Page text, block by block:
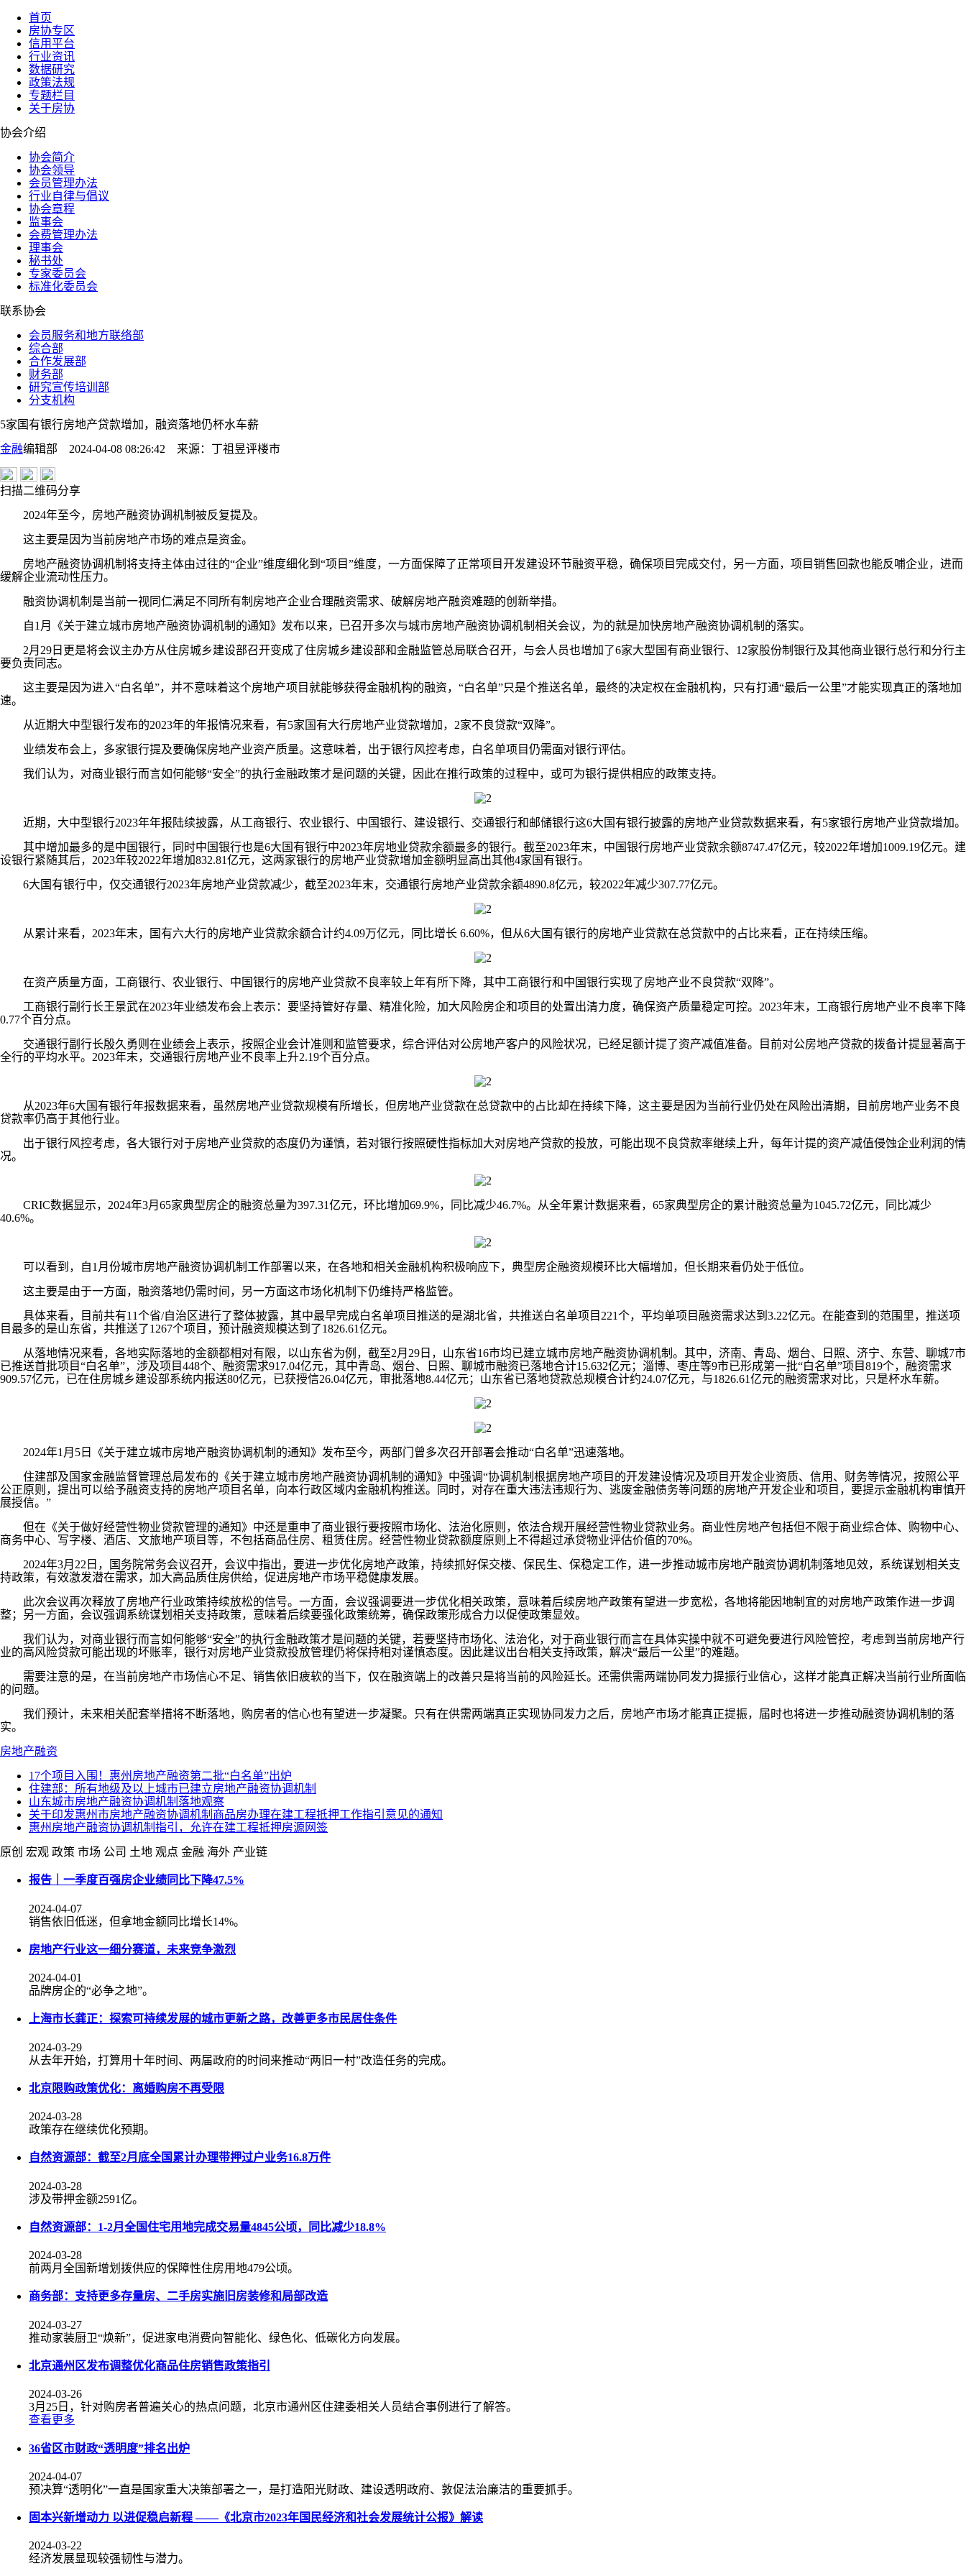
首页
房协专区
信用平台
行业资讯
数据研究
政策法规
专题栏目
关于房协
协会介绍
协会简介
协会领导
会员管理办法
行业自律与倡议
协会章程
监事会
会费管理办法
理事会
秘书处
专家委员会
标准化委员会
联系协会
会员服务和地方联络部
综合部
合作发展部
财务部
研究宣传培训部
分支机构
5家国有银行房地产贷款增加，融资落地仍杯水车薪
金融编辑部 2024-04-08 08:26:42 来源： 丁祖昱评楼市
扫描二维码分享
2024年至今，房地产融资协调机制被反复提及。
这主要是因为当前房地产市场的难点是资金。
房地产融资协调机制将支持主体由过往的“企业”维度细化到“项目”维度，一方面保障了正常项目开发建设环节融资平稳，确保项目完成交付，另一方面，项目销售回款也能反哺企业，进而
缓解企业流动性压力。
融资协调机制是当前一视同仁满足不同所有制房地产企业合理融资需求、破解房地产融资难题的创新举措。
自1月《关于建立城市房地产融资协调机制的通知》发布以来，已召开多次与城市房地产融资协调机制相关会议，为的就是加快房地产融资协调机制的落实。
2月29日更是将会议主办方从住房城乡建设部召开变成了住房城乡建设部和金融监管总局联合召开，与会人员也增加了6家大型国有商业银行、12家股份制银行及其他商业银行总行和分行主
要负责同志。
这主要是因为进入“白名单”，并不意味着这个房地产项目就能够获得金融机构的融资，“白名单”只是个推送名单，最终的决定权在金融机构，只有打通“最后一公里”才能实现真正的落地加
速。
从近期大中型银行发布的2023年的年报情况来看，有5家国有大行房地产业贷款增加，2家不良贷款“双降”。
业绩发布会上，多家银行提及要确保房地产业资产质量。这意味着，出于银行风控考虑，白名单项目仍需面对银行评估。
我们认为，对商业银行而言如何能够“安全”的执行金融政策才是问题的关键，因此在推行政策的过程中，或可为银行提供相应的政策支持。
近期，大中型银行2023年年报陆续披露，从工商银行、农业银行、中国银行、建设银行、交通银行和邮储银行这6大国有银行披露的房地产业贷款数据来看，有5家银行房地产业贷款增加。
其中增加最多的是中国银行，同时中国银行也是6大国有银行中2023年房地业贷款余额最多的银行。截至2023年末，中国银行房地产业贷款余额8747.47亿元，较2022年增加1009.19亿元。建
设银行紧随其后，2023年较2022年增加832.81亿元，这两家银行的房地产业贷款增加金额明显高出其他4家国有银行。
6大国有银行中，仅交通银行2023年房地产业贷款减少，截至2023年末，交通银行房地产业贷款余额4890.8亿元，较2022年减少307.77亿元。
从累计来看，2023年末，国有六大行的房地产业贷款余额合计约4.09万亿元，同比增长 6.60%，但从6大国有银行的房地产业贷款在总贷款中的占比来看，正在持续压缩。
在资产质量方面，工商银行、农业银行、中国银行的房地产业贷款不良率较上年有所下降，其中工商银行和中国银行实现了房地产业不良贷款“双降”。
工商银行副行长王景武在2023年业绩发布会上表示：要坚持管好存量、精准化险，加大风险房企和项目的处置出清力度，确保资产质量稳定可控。2023年末，工商银行房地产业不良率下降
0.77个百分点。
交通银行副行长殷久勇则在业绩会上表示，按照企业会计准则和监管要求，综合评估对公房地产客户的风险状况，已经足额计提了资产减值准备。目前对公房地产贷款的拨备计提显著高于
全行的平均水平。2023年末，交通银行房地产业不良率上升2.19个百分点。
从2023年6大国有银行年报数据来看，虽然房地产业贷款规模有所增长，但房地产业贷款在总贷款中的占比却在持续下降，这主要是因为当前行业仍处在风险出清期，目前房地产业务不良
贷款率仍高于其他行业。
出于银行风控考虑，各大银行对于房地产业贷款的态度仍为谨慎，若对银行按照硬性指标加大对房地产贷款的投放，可能出现不良贷款率继续上升，每年计提的资产减值侵蚀企业利润的情
况。
CRIC数据显示，2024年3月65家典型房企的融资总量为397.31亿元，环比增加69.9%，同比减少46.7%。从全年累计数据来看，65家典型房企的累计融资总量为1045.72亿元，同比减少
40.6%。
可以看到，自1月份城市房地产融资协调机制工作部署以来，在各地和相关金融机构积极响应下，典型房企融资规模环比大幅增加，但长期来看仍处于低位。
这主要是由于一方面，融资落地仍需时间，另一方面这市场化机制下仍维持严格监管。
具体来看，目前共有11个省/自治区进行了整体披露，其中最早完成白名单项目推送的是湖北省，共推送白名单项目221个，平均单项目融资需求达到3.22亿元。在能查到的范围里，推送项
目最多的是山东省，共推送了1267个项目，预计融资规模达到了1826.61亿元。
从落地情况来看，各地实际落地的金额都相对有限，以山东省为例，截至2月29日，山东省16市均已建立城市房地产融资协调机制。其中，济南、青岛、烟台、日照、济宁、东营、聊城7市
已推送首批项目“白名单”，涉及项目448个、融资需求917.04亿元，其中青岛、烟台、日照、聊城市融资已落地合计15.632亿元；淄博、枣庄等9市已形成第一批“白名单”项目819个，融资需求
909.57亿元，已在住房城乡建设部系统内报送80亿元，已获授信26.04亿元，审批落地8.44亿元；山东省已落地贷款总规模合计约24.07亿元，与1826.61亿元的融资需求对比，只是杯水车薪。
2024年1月5日《关于建立城市房地产融资协调机制的通知》发布至今，两部门曾多次召开部署会推动“白名单”迅速落地。
住建部及国家金融监督管理总局发布的《关于建立城市房地产融资协调机制的通知》中强调“协调机制根据房地产项目的开发建设情况及项目开发企业资质、信用、财务等情况，按照公平
公正原则，提出可以给予融资支持的房地产项目名单，向本行政区域内金融机构推送。同时，对存在重大违法违规行为、逃废金融债务等问题的房地产开发企业和项目，要提示金融机构审慎开
展授信。”
但在《关于做好经营性物业贷款管理的通知》中还是重申了商业银行要按照市场化、法治化原则，依法合规开展经营性物业贷款业务。商业性房地产包括但不限于商业综合体、购物中心、
商务中心、写字楼、酒店、文旅地产项目等，不包括商品住房、租赁住房。经营性物业贷款额度原则上不得超过承贷物业评估价值的70%。
2024年3月22日，国务院常务会议召开，会议中指出，要进一步优化房地产政策，持续抓好保交楼、保民生、保稳定工作，进一步推动城市房地产融资协调机制落地见效，系统谋划相关支
持政策，有效激发潜在需求，加大高品质住房供给，促进房地产市场平稳健康发展。
此次会议再次释放了房地产行业政策持续放松的信号。一方面，会议强调要进一步优化相关政策，意味着后续房地产政策有望进一步宽松，各地将能因地制宜的对房地产政策作进一步调
整；另一方面，会议强调系统谋划相关支持政策，意味着后续要强化政策统筹，确保政策形成合力以促使政策显效。
我们认为，对商业银行而言如何能够“安全”的执行金融政策才是问题的关键，若要坚持市场化、法治化，对于商业银行而言在具体实操中就不可避免要进行风险管控，考虑到当前房地产行
业的高风险贷款可能出现的坏账率，银行对房地产业贷款投放管理仍将保持相对谨慎态度。因此建议出台相关支持政策，解决“最后一公里”的难题。
需要注意的是，在当前房地产市场信心不足、销售依旧疲软的当下，仅在融资端上的改善只是将当前的风险延长。还需供需两端协同发力提振行业信心，这样才能真正解决当前行业所面临
的问题。
我们预计，未来相关配套举措将不断落地，购房者的信心也有望进一步凝聚。只有在供需两端真正实现协同发力之后，房地产市场才能真正提振，届时也将进一步推动融资协调机制的落
实。
房地产融资
17个项目入围！惠州房地产融资第二批“白名单”出炉
住建部：所有地级及以上城市已建立房地产融资协调机制
山东城市房地产融资协调机制落地观察
关于印发惠州市房地产融资协调机制商品房办理在建工程抵押工作指引意见的通知
惠州房地产融资协调机制指引，允许在建工程抵押房源网签
原创 宏观 政策 市场 公司 土地 观点 金融 海外 产业链
报告｜一季度百强房企业绩同比下降47.5%
2024-04-07
销售依旧低迷，但拿地金额同比增长14%。
房地产行业这一细分赛道，未来竞争激烈
2024-04-01
品牌房企的“必争之地”。
上海市长龚正：探索可持续发展的城市更新之路，改善更多市民居住条件
2024-03-29
从去年开始，打算用十年时间、两届政府的时间来推动“两旧一村”改造任务的完成。
北京限购政策优化：离婚购房不再受限
2024-03-28
政策存在继续优化预期。
自然资源部：截至2月底全国累计办理带押过户业务16.8万件
2024-03-28
涉及带押金额2591亿。
自然资源部：1-2月全国住宅用地完成交易量4845公顷，同比减少18.8%
2024-03-28
前两月全国新增划拨供应的保障性住房用地479公顷。
商务部：支持更多存量房、二手房实施旧房装修和局部改造
2024-03-27
推动家装厨卫“焕新”，促进家电消费向智能化、绿色化、低碳化方向发展。
北京通州区发布调整优化商品住房销售政策指引
2024-03-26
3月25日，针对购房者普遍关心的热点问题，北京市通州区住建委相关人员结合事例进行了解答。
查看更多
36省区市财政“透明度”排名出炉
2024-04-07
预决算“透明化”一直是国家重大决策部署之一，是打造阳光财政、建设透明政府、敦促法治廉洁的重要抓手。
固本兴新增动力 以进促稳启新程 ——《北京市2023年国民经济和社会发展统计公报》解读
2024-03-22
经济发展显现较强韧性与潜力。